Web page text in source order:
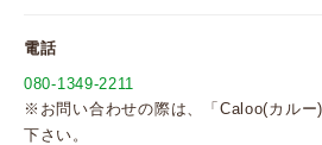
電話
080-1349-2211
※お問い合わせの際は、「Caloo(カルー
下さい。